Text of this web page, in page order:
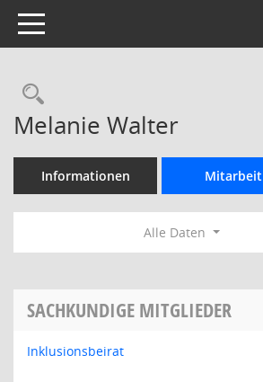
Toggle navigation
Rechercheauswahl
Melanie Walter
Informationen Mitarbeit
Alle Daten
SACHKUNDIGE MITGLIEDER
Inklusionsbeirat